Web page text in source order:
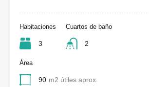
Habitaciones
3
Cuartos de baño
2
Área
90 m2 útiles aprox.